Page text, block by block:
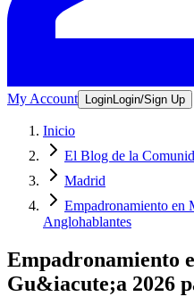
My Account Login Login/Sign Up
Inicio
El Blog de la
Madrid
Empadronamiento en
Anglohablantes
Empadronamiento
Gu&iacute;a 2026